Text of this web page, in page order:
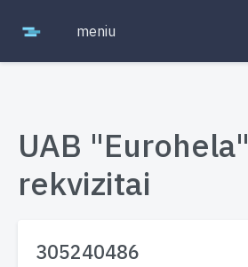
meniu
UAB "Eurohela"
rekvizitai
305240486